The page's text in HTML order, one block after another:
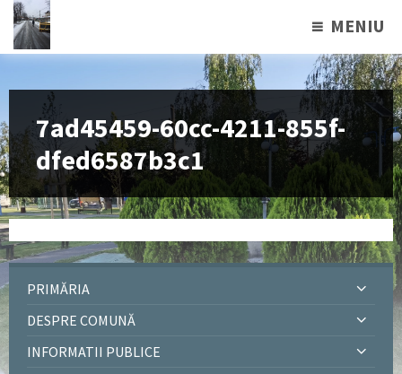
MENIU
7ad45459-60cc-4211-855f-
dfed6587b3c1
PRIMĂRIA
DESPRE COMUNĂ
INFORMATII PUBLICE